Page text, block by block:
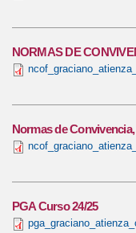
NORMAS DE
Normas de
PGA Curso 24/25